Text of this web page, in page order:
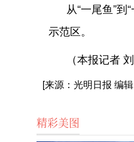
从“一尾鱼”
示范区。
（本报记者
[来源：光明日报 编
精彩美图